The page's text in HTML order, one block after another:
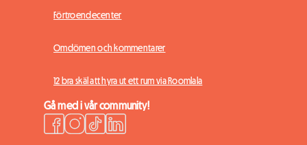
Förtroendecenter
Omdömen och kommentarer
12 bra skäl att hyra ut ett rum via Roomlala
Gå med i vår community!